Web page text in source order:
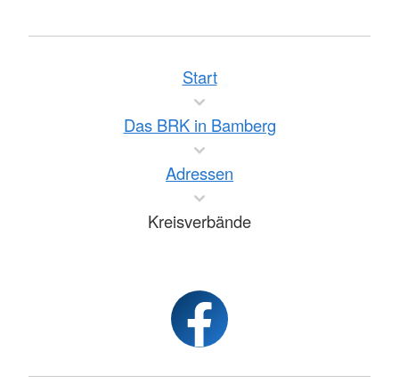
Start
Das BRK in Bamberg
Adressen
Kreisverbände